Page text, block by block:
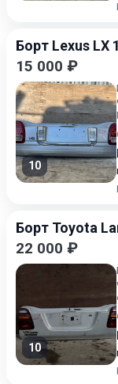
Борт Lexus LX
15 000 ₽
10
Борт Toyota
22 000 ₽
10